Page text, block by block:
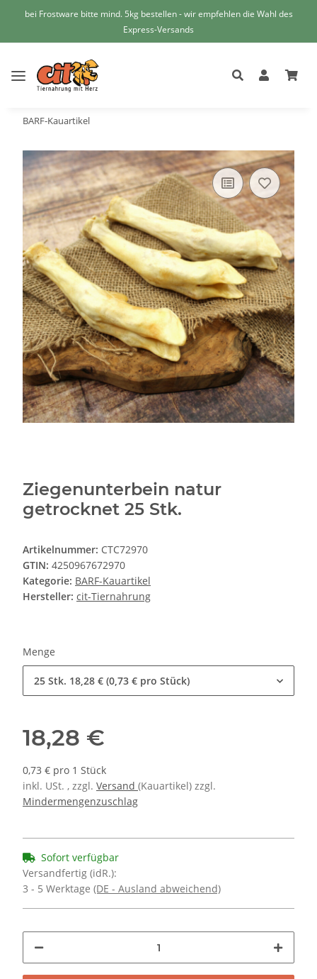
bei Frostware bitte mind. 5kg bestellen - wir empfehlen die Wahl des
Express-Versands
BARF-Kauartikel
Ziegenunterbein natur
getrocknet 25 Stk.
Artikelnummer: CTC72970
GTIN: 4250967672970
Kategorie: BARF-Kauartikel
Hersteller: cit-Tiernahrung
Menge
25 Stk. 18,28 € (0,73 € pro Stück)
18,28 €
0,73 € pro 1 Stück
inkl. USt. , zzgl. Versand (Kauartikel) zzgl.
Mindermengenzuschlag
Sofort verfügbar
Versandfertig (idR.):
3 - 5 Werktage (DE - Ausland abweichend)